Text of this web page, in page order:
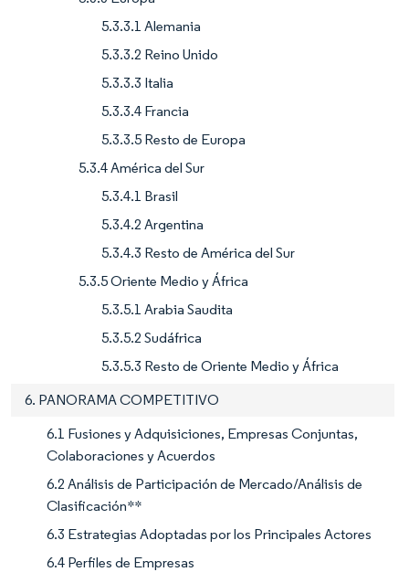
5.3.3.1 Alemania
5.3.3.2 Reino Unido
5.3.3.3 Italia
5.3.3.4 Francia
5.3.3.5 Resto de Europa
5.3.4 América del Sur
5.3.4.1 Brasil
5.3.4.2 Argentina
5.3.4.3 Resto de América del Sur
5.3.5 Oriente Medio y África
5.3.5.1 Arabia Saudita
5.3.5.2 Sudáfrica
5.3.5.3 Resto de Oriente Medio y África
6. PANORAMA COMPETITIVO
6.1 Fusiones y Adquisiciones, Empresas Conjuntas,
Colaboraciones y Acuerdos
6.2 Análisis de Participación de Mercado/Análisis de
Clasificación**
6.3 Estrategias Adoptadas por los Principales Actores
6.4 Perfiles de Empresas